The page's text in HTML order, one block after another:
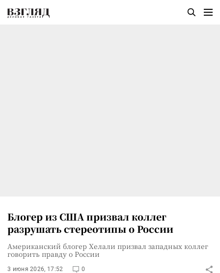
Блогер из США призвал коллег
разрушать стереотипы о России
Американский блогер Хелали призвал западных коллег
говорить правду о России
3 июня 2026, 17:52 0